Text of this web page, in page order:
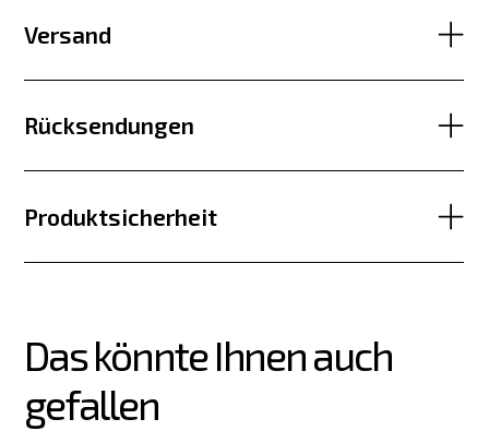
Versand
Rücksendungen
Produktsicherheit
Das könnte Ihnen auch
gefallen